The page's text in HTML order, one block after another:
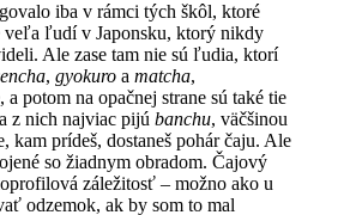
iba v rámci tých škôl, ktoré
veľa ľudí v Japonsku, ktorý nikdy
Ale zase tam nie sú ľudia, ktorí
, gyokuro a matcha,
a potom na opačnej strane sú také tie
z nich najviac pijú banchu, väčšinou
kam prídeš, dostaneš pohár čaju. Ale
so žiadnym obradom. Čajový
záležitosť – možno ako u
odzemok, ak by som to mal